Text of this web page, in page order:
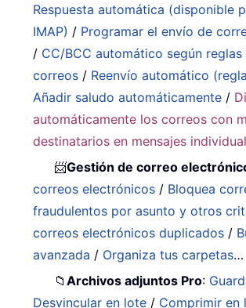
Respuesta automática (disponible
IMAP) / Programar el envío de
/ CC/BCC automático según reglas
correos / Reenvío automático
Añadir saludo automáticamente /
automáticamente los correos con
destinatarios en mensajes
📨Gestión de correo
correos electrónicos / Bloquea
fraudulentos por asunto y otros
correos electrónicos duplicados /
avanzada / Organiza tus carpetas…
📁Archivos adjuntos Pro:
Desvincular en lote / Comprimir en